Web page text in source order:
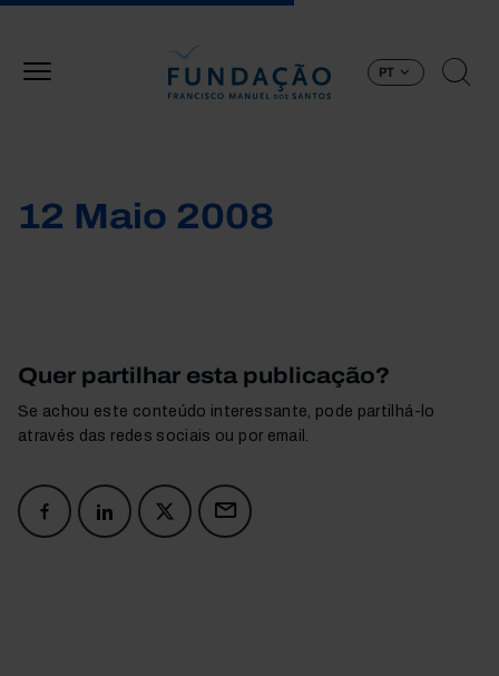
PT
12 Maio 2008
Quer partilhar esta publicação?
Se achou este conteúdo interessante, pode partilhá-lo
através das redes sociais ou por email.